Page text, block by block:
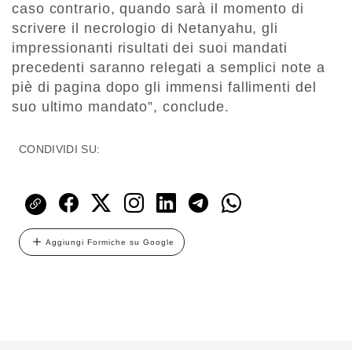
caso contrario, quando sarà il momento di
scrivere il necrologio di Netanyahu, gli
impressionanti risultati dei suoi mandati
precedenti saranno relegati a semplici note a
piè di pagina dopo gli immensi fallimenti del
suo ultimo mandato”, conclude.
CONDIVIDI SU:
Aggiungi Formiche su Google